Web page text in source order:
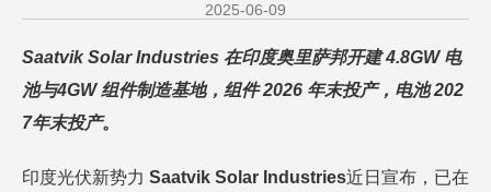
2025-06-09
Saatvik Solar Industries 在印度奥里萨邦开建 4.8GW 电
池与4GW 组件制造基地，组件 2026 年末投产，电池 202
7年末投产。
印度光伏新势力 Saatvik Solar Industries近日宣布，已在